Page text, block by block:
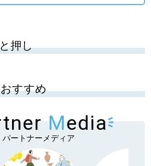
押し
すすめ
Media
パートナーメディア